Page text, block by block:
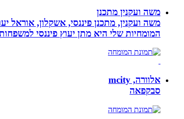
משה ועקנין מתכנן
משה ועקנין, מתכנן פיננסי, אשקלון, אוראל
המומחיות שלי היא מתן יעוץ פיננסי
אלוורה, mcity
סבקפאה